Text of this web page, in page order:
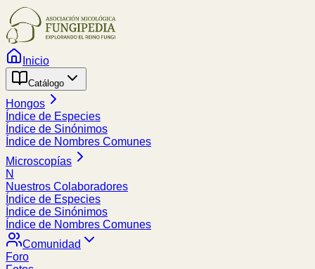
Inicio
Catálogo
Hongos
Índice de Especies
Índice de Sinónimos
Índice de Nombres Comunes
Microscopías
N
Nuestros Colaboradores
Índice de Especies
Índice de Sinónimos
Índice de Nombres Comunes
Comunidad
Foro